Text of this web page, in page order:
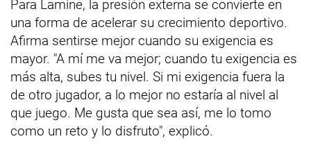
Para Lamine, la presión externa se convierte en
una forma de acelerar su crecimiento deportivo.
Afirma sentirse mejor cuando su exigencia es
mayor. "A mí me va mejor; cuando tu exigencia es
más alta, subes tu nivel. Si mi exigencia fuera la
de otro jugador, a lo mejor no estaría al nivel al
que juego. Me gusta que sea así, me lo tomo
como un reto y lo disfruto", explicó.